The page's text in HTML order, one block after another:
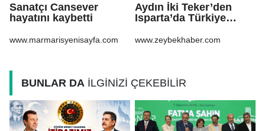
Sanatçı Cansever
hayatını kaybetti
www.marmarisyenisayfa.com
Aydın İki Teker’den
Isparta’da Türkiye
Altuntaş, sporcuları
www.zeybekhaber.com
BUNLAR DA İLGİNİZİ ÇEKEBİLİR